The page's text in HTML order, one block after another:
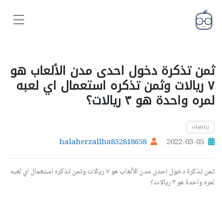
ثمن تذكرة دخول احدى مدن الألعاب هو
٧ ريالات وثمن تذكره استعمال اي لعبه
لمره واحدة هو ٣ ريالات؟
رياضيات
2022-03-05
halaherzallha852818658
ثمن تذكرة دخول احدى مدن الألعاب هو ٧ ريالات وثمن تذكره استعمال اي لعبه
لمره واحدة هو ٣ ريالات؟